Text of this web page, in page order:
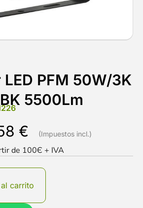
PFM 50W/3K
5500Lm
€
de 100Є + IVA
carrito